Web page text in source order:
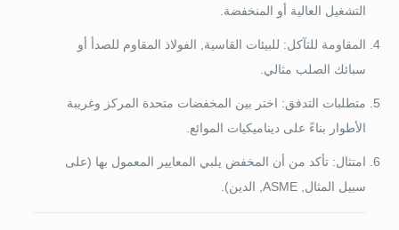
التشغيل العالية أو المنخفضة.
المقاومة للتآكل: للبيئات القاسية, الفولاذ المقاوم للصدأ أو
سبائك الصلب مثالي.
متطلبات التدفق: اختر بين المخفضات متحدة المركز وغريبة
الأطوار بناءً على ديناميكيات الموائع.
امتثال: تأكد من أن المخفض يلبي المعايير المعمول بها (على
سبيل المثال, ASME, الدين).